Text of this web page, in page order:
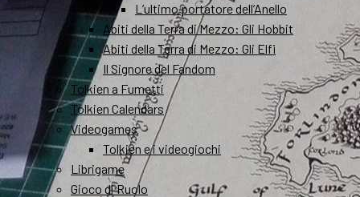
L’ultimo portatore dell’Anello
Abiti della Terra di Mezzo: Gli Hobbit
Abiti della Terra di Mezzo: Gli Elfi
Il Signore del Fandom
Tolkien a Fumetti
Tolkien Calendars
Videogames
Tolkien e i videogiochi
Librigame
Gioco di Ruolo